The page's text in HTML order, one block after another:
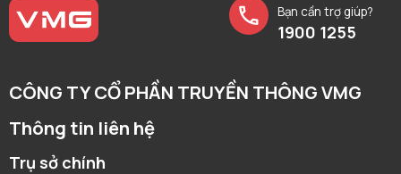
Bạn cần trợ giúp?
1900 1255
CÔNG TY CỔ PHẦN TRUYỀN THÔNG VMG
Thông tin liên hệ
Trụ sở chính